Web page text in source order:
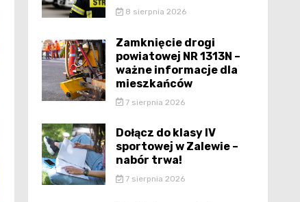
8 sierpnia 2026
Zamknięcie drogi
powiatowej NR 1313N –
ważne informacje dla
mieszkańców
7 sierpnia 2026
Dołącz do klasy IV
sportowej w Zalewie –
nabór trwa!
7 sierpnia 2026